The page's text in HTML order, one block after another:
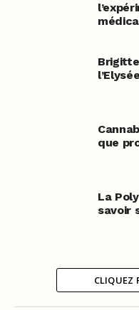
l’Elysée
que
La
savoir
CLIQUEZ